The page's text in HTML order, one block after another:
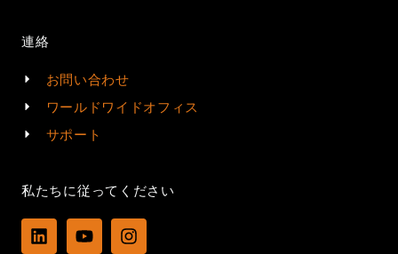
連絡
お問い合わせ
ワールドワイドオフィス
サポート
私たちに従ってください
L
i
Y
o
I
n